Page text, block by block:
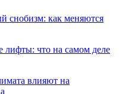
снобизм: как меняются
лифты: что на самом деле
влияют на